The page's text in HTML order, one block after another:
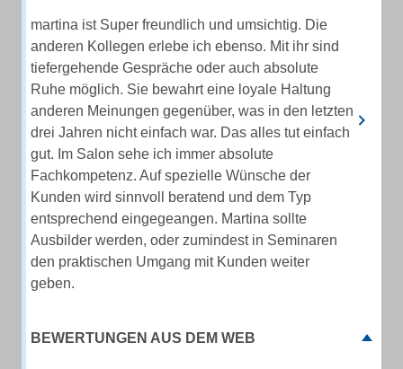
martina ist Super freundlich und umsichtig. Die
anderen Kollegen erlebe ich ebenso. Mit ihr sind
tiefergehende Gespräche oder auch absolute
Ruhe möglich. Sie bewahrt eine loyale Haltung
anderen Meinungen gegenüber, was in den letzten
drei Jahren nicht einfach war. Das alles tut einfach
gut. Im Salon sehe ich immer absolute
Fachkompetenz. Auf spezielle Wünsche der
Kunden wird sinnvoll beratend und dem Typ
entsprechend eingegeangen. Martina sollte
Ausbilder werden, oder zumindest in Seminaren
den praktischen Umgang mit Kunden weiter
geben.
BEWERTUNGEN AUS DEM WEB